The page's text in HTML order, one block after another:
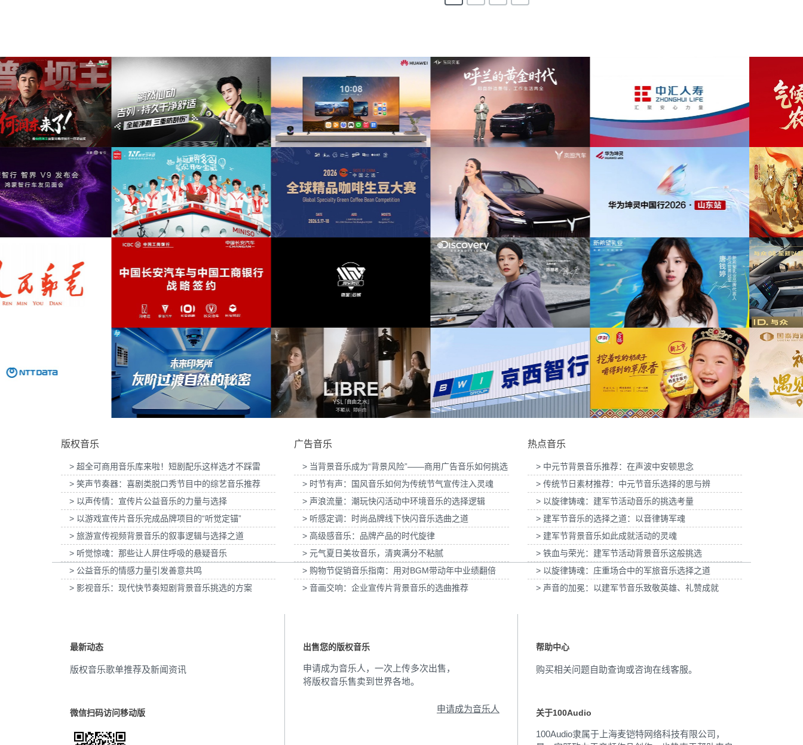
纪录片
电子 (2)
空灵 (2)
优美 (2)
治愈 (2)
希望 (2)
慵懒
悠扬 (2)
自然
(2)
(2)
深情
轻柔 (2)
好感度事件 (2)
水墨 (2)
冒险 (1)
动画 (1)
明快
明亮
为吉列品牌GLT X AUDI联名活动提供音乐版
权
为华为智慧屏Mate TV鸿蒙智家发布会提供音
乐版权
为东风奕派M8上市发布会项目提供音乐版权 为中汇人寿三周年宣传项目提供音乐版权
为中信期货有限公司2026年中策略会提供音
为2026“中国之选”全球精品咖啡生豆大赛提供
音乐版权
为岚图泰山X8上市发布会互动项目提供音乐
为华为中国行2026山东站传播项目提供音乐
版权
为光明优加x上海博物馆马年限定礼盒宣传项
目提供音乐版权
中国长安汽车与工商银行战略签约事件传播
为微至航空科技公司产品宣传项目提供音乐版
权
为Discovery expedition北京店铺活动提供音
乐版权
为新希望乳业唐钱婷品牌代言项目提供音乐版
为大众汽车ID与众08 KOL摄影制作项目提供
音乐版权
惠普打印：灰阶过渡自然的秘密提供音乐版
权
为欧莱雅-YSL LIBRE「自由之水」妇女节宣
传项目提供音乐版权
为张家口京西智行科技BWI媒体3D动画科普
项目提供音乐版权
为伊利宫酪中规格奶皮子酸奶TVC拍摄提供音
乐版权
为国泰海通证券上海青浦分公司宣传项目提供
音乐版权
版权音乐
> 超全可商用音乐库来啦！短剧配乐这样选才不踩雷
> 笑声节奏器：喜剧类脱口秀节目中的综艺音乐推荐
> 以声传情：宣传片公益音乐的力量与选择
> 以游戏宣传片音乐完成品牌项目的“听觉定锚”
> 旅游宣传视频背景音乐的叙事逻辑与选择之道
> 听觉惊魂：那些让人屏住呼吸的悬疑音乐
> 公益音乐的情感力量引发善意共鸣
> 影视音乐：现代快节奏短剧背景音乐挑选的方案
广告音乐
> 当背景音乐成为“背景风险”——商用广告音乐如何挑选
> 时节有声：国风音乐如何为传统节气宣传注入灵魂
> 声浪流量：潮玩快闪活动中环境音乐的选择逻辑
> 听感定调：时尚品牌线下快闪音乐选曲之道
> 高级感音乐：品牌产品的时代旋律
> 元气夏日美妆音乐，清爽满分不粘腻
> 购物节促销音乐指南：用对BGM带动年中业绩翻倍
> 音画交响：企业宣传片背景音乐的选曲推荐
热点音乐
> 中元节背景音乐推荐：在声波中安顿思念
> 传统节日素材推荐：中元节音乐选择的思与辨
> 以旋律铸魂：建军节活动音乐的挑选考量
> 建军节音乐的选择之道：以音律铸军魂
> 建军节背景音乐如此成就活动的灵魂
> 铁血与荣光：建军节活动背景音乐这般挑选
> 以旋律铸魂：庄重场合中的军旅音乐选择之道
> 声音的加冕：以建军节音乐致敬英雄、礼赞成就
最新动态
版权音乐歌单推荐及新闻资讯
微信扫码访问移动版
出售您的版权音乐
申请成为音乐人，一次上传多次出售，
将版权音乐售卖到世界各地。
申请成为音乐人
帮助中心
购买相关问题自助查询或咨询在线客服。
关于100Audio
100Audio隶属于上海麦铠特网络科技有限公司，